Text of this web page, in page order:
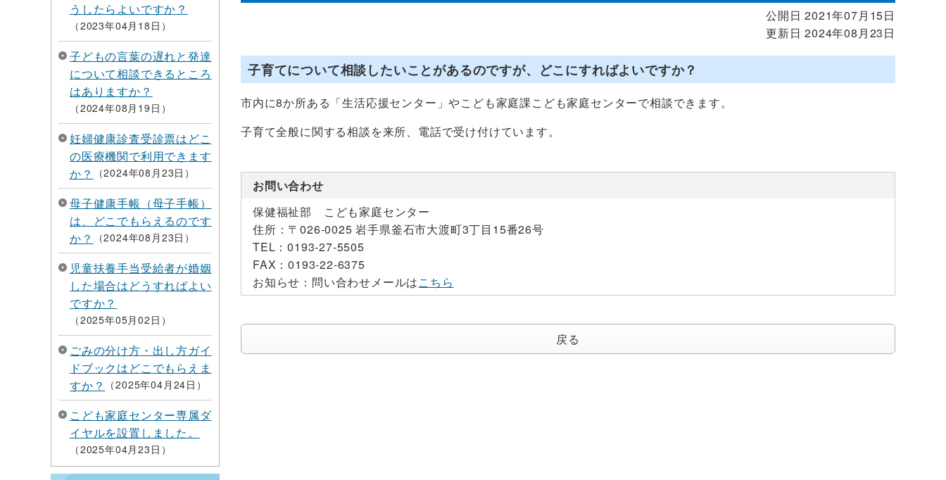
うしたらよいですか？
2023年04月18日
子どもの言葉の遅れと発達
について相談できるところ
はありますか？
2024年08月19日
妊婦健康診査受診票はどこ
の医療機関で利用できます
か？
2024年08月23日
母子健康手帳（母子手帳）
は、どこでもらえるのです
か？
2024年08月23日
児童扶養手当受給者が婚姻
した場合はどうすればよい
ですか？
2025年05月02日
ごみの分け方・出し方ガイ
ドブックはどこでもらえま
すか？
2025年04月24日
こども家庭センター専属ダ
イヤルを設置しました。
2025年04月23日
公開日 2021年07月15日
更新日 2024年08月23日
子育てについて相談したいことがあるのですが、どこにすればよいですか？
市内に8か所ある「生活応援センター」やこども家庭課こども家庭センターで相談できます。
子育て全般に関する相談を来所、電話で受け付けています。
お問い合わせ
保健福祉部 こども家庭センター
住所： 〒026-0025 岩手県釜石市大渡町3丁目15番26号
TEL：0193-27-5505
FAX：0193-22-6375
お知らせ： 問い合わせメールはこちら
戻る